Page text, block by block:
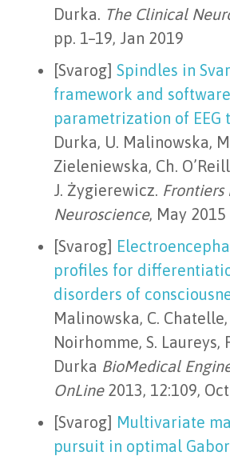
Durka. The Clinical
pp. 1–19, Jan 2019
[Svarog] Spindles in
framework and
parametrization of EEG
Durka, U. Malinowska,
Zieleniewska, Ch.
J. Żygierewicz. Frontiers
Neuroscience, May 2015
[Svarog]
profiles for
disorders of
Malinowska, C.
Noirhomme, S. Laureys,
Durka BioMedical
OnLine2013, 12:109,
[Svarog] Multivariate
pursuit in optimal